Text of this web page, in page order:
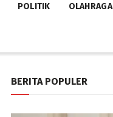
POLITIK OLAHRAGA
BERITA POPULER